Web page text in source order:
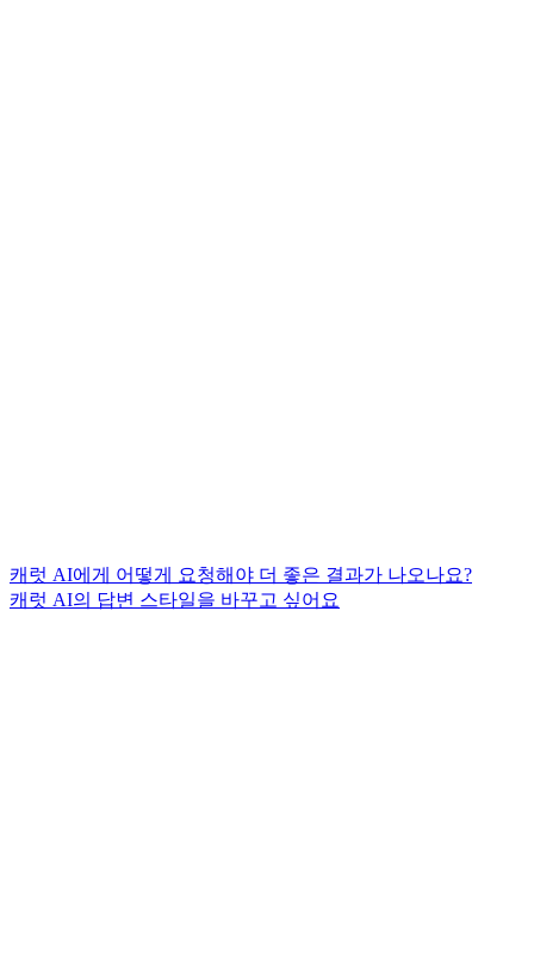
캐럿 AI에게 어떻게 요청해야 더 좋은 결과가 나오나요?
캐럿 AI의 답변 스타일을 바꾸고 싶어요